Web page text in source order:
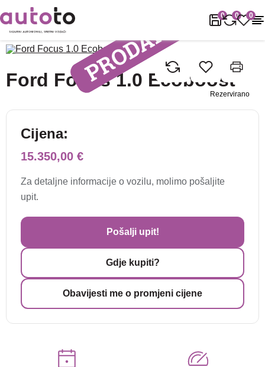
0 0 0
Naslovnica Rabljena vozila Ford Focus 1.0
Rezervirano
Pogledajte fotogaleriju
Ford Focus 1.0 Ecoboost
Cijena:
15.350,00 €
Za detaljne informacije o vozilu, molimo pošaljite
upit.
Pošalji upit!
Gdje kupiti?
Obavijesti me o promjeni cijene